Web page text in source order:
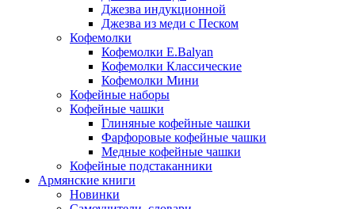
Джезва индукционной
Джезва из меди с Песком
Кофемолки
Кофемолки E.Balyan
Кофемолки Классические
Кофемолки Мини
Кофейные наборы
Кофейные чашки
Глиняные кофейные чашки
Фарфоровые кофейные чашки
Медные кофейные чашки
Кофейные подстаканники
Армянские книги
Новинки